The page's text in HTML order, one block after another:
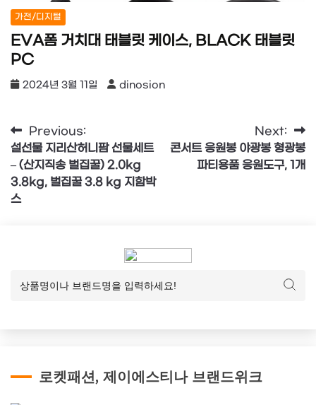
가전/디지털
EVA폼 거치대 태블릿 케이스, BLACK 태블릿
PC
2024년 3월 11일 dinosion
글
탐
색
Previous:
설선물 지리산허니팜 선물세트
– (산지직송 벌집꿀) 2.0kg
3.8kg, 벌집꿀 3.8 kg 지함박
스
Next:
콘서트 응원봉 야광봉 형광봉
파티용품 응원도구, 1개
로켓패션, 제이에스티나 브랜드위크